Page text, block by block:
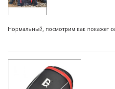
Нормальный, посмотрим как покажет